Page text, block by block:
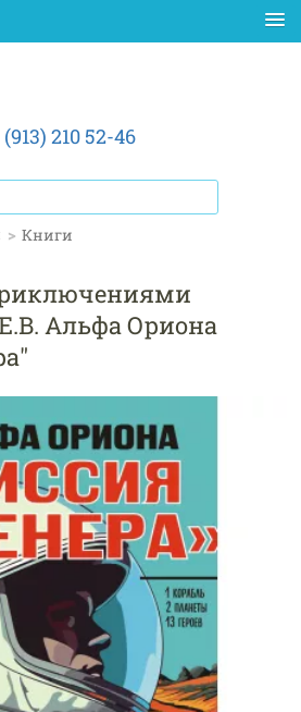
(913) 210 52-46
> Книги
Альфа Ориона